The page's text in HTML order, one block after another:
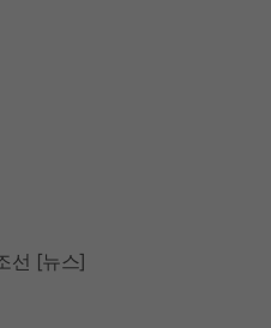
선 [뉴스]